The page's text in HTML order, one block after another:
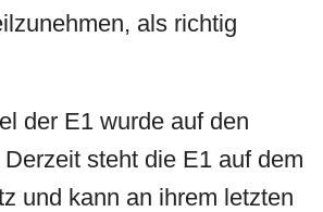
als richtig
der E1 wurde auf den
steht die E1 auf dem
und kann an ihrem letzten